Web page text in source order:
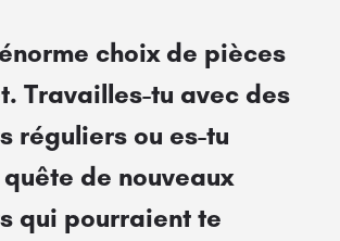
choix de pièces
Travailles-tu avec des
réguliers ou es-tu
de nouveaux
qui pourraient te